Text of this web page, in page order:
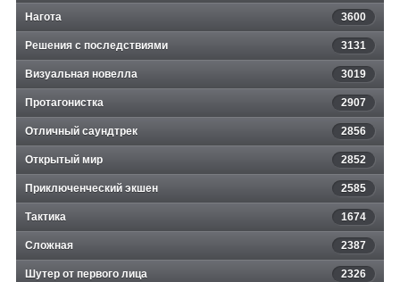
Нагота 3600
Решения с последствиями 3131
Визуальная новелла 3019
Протагонистка 2907
Отличный саундтрек 2856
Открытый мир 2852
Приключенческий экшен 2585
Тактика 1674
Сложная 2387
Шутер от первого лица 2326